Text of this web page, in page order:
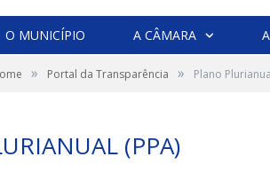
O MUNICÍPIO A CÂMARA
» Portal da Transparência » Plano
(PPA)